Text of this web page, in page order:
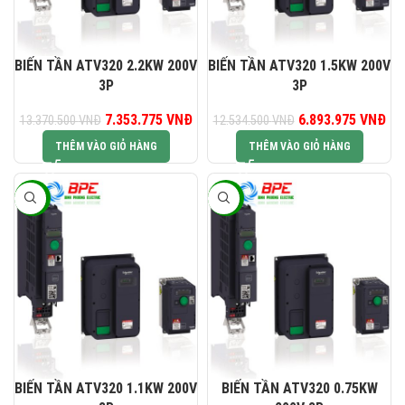
BIẾN TẦN ATV320 2.2KW 200V
3P
13.370.500VNĐ Giá gốc là: 13.370.500 VNĐ.
7.353.775 VNĐGiá hiện tại là: 7.353.775 VNĐ.
THÊM VÀO GIỎ HÀNG
BIẾN TẦN ATV320 1.5KW 200V
3P
12.534.500VNĐ
Giá gốc là:
12.534.500 VNĐ.
6.893.975 VNĐ
THÊM VÀO GIỎ HÀNG
-45%
BIẾN TẦN ATV320 1.1KW 200V
-45%
BIẾN TẦN ATV320 0.75KW